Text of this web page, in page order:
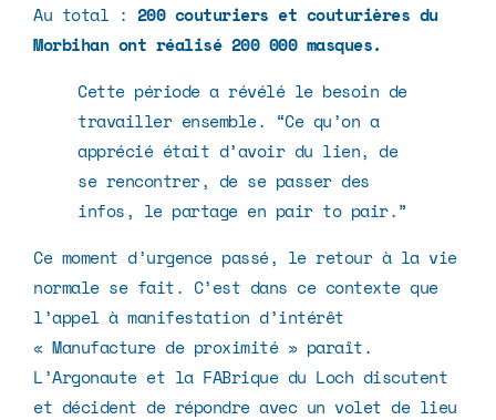
Au total : 200 couturiers et couturières du
Morbihan ont réalisé 200 000 masques.
Cette période a révélé le besoin de
travailler ensemble. “Ce qu’on a
apprécié était d’avoir du lien, de
se rencontrer, de se passer des
infos, le partage en pair to pair.”
Ce moment d’urgence passé, le retour à la vie
normale se fait. C’est dans ce contexte que
l’appel à manifestation d’intérêt
« Manufacture de proximité » paraît.
L’Argonaute et la FABrique du Loch discutent
et décident de répondre avec un volet de lieu